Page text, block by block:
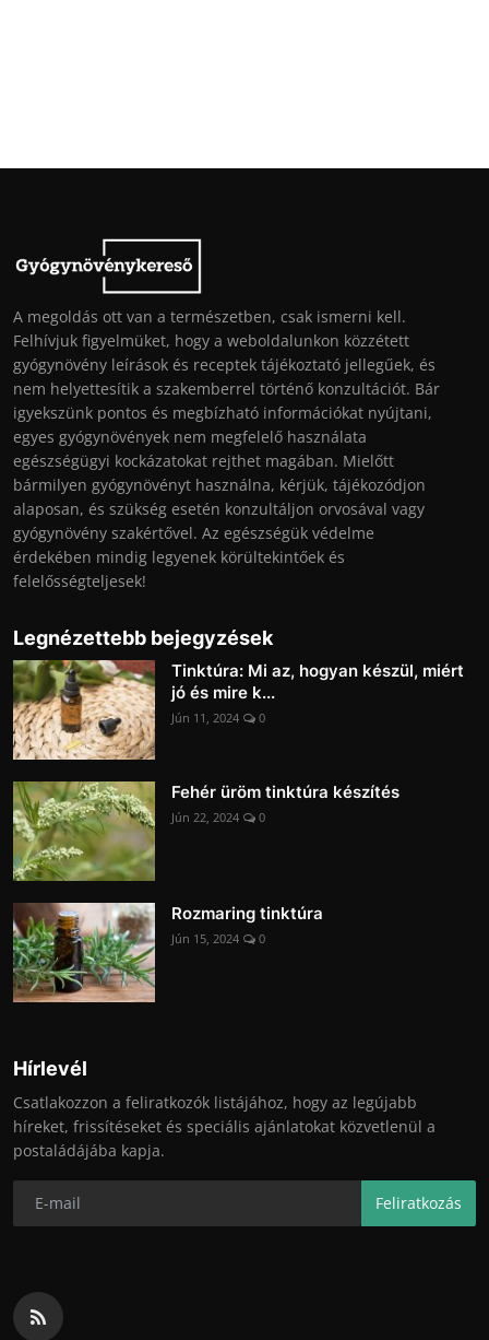
A megoldás ott van a természetben, csak ismerni kell.
Felhívjuk figyelmüket, hogy a weboldalunkon közzétett
gyógynövény leírások és receptek tájékoztató jellegűek, és
nem helyettesítik a szakemberrel történő konzultációt. Bár
igyekszünk pontos és megbízható információkat nyújtani,
egyes gyógynövények nem megfelelő használata
egészségügyi kockázatokat rejthet magában. Mielőtt
bármilyen gyógynövényt használna, kérjük, tájékozódjon
alaposan, és szükség esetén konzultáljon orvosával vagy
gyógynövény szakértővel. Az egészségük védelme
érdekében mindig legyenek körültekintőek és
felelősségteljesek!
Legnézettebb bejegyzések
Tinktúra: Mi az, hogyan készül, miért
jó és mire k...
Jún 11, 2024 0
Fehér üröm tinktúra készítés
Jún 22, 2024 0
Rozmaring tinktúra
Jún 15, 2024 0
Hírlevél
Csatlakozzon a feliratkozók listájához, hogy az legújabb
híreket, frissítéseket és speciális ajánlatokat közvetlenül a
postaládájába kapja.
Feliratkozás